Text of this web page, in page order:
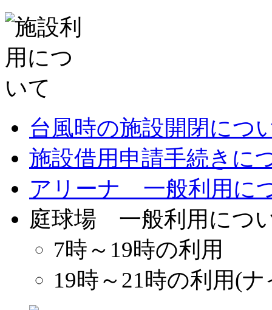
台風時の施設開閉につ
施設借用申請手続きに
アリーナ 一般利用に
庭球場 一般利用につ
7時～19時の利用
19時～21時の利用(